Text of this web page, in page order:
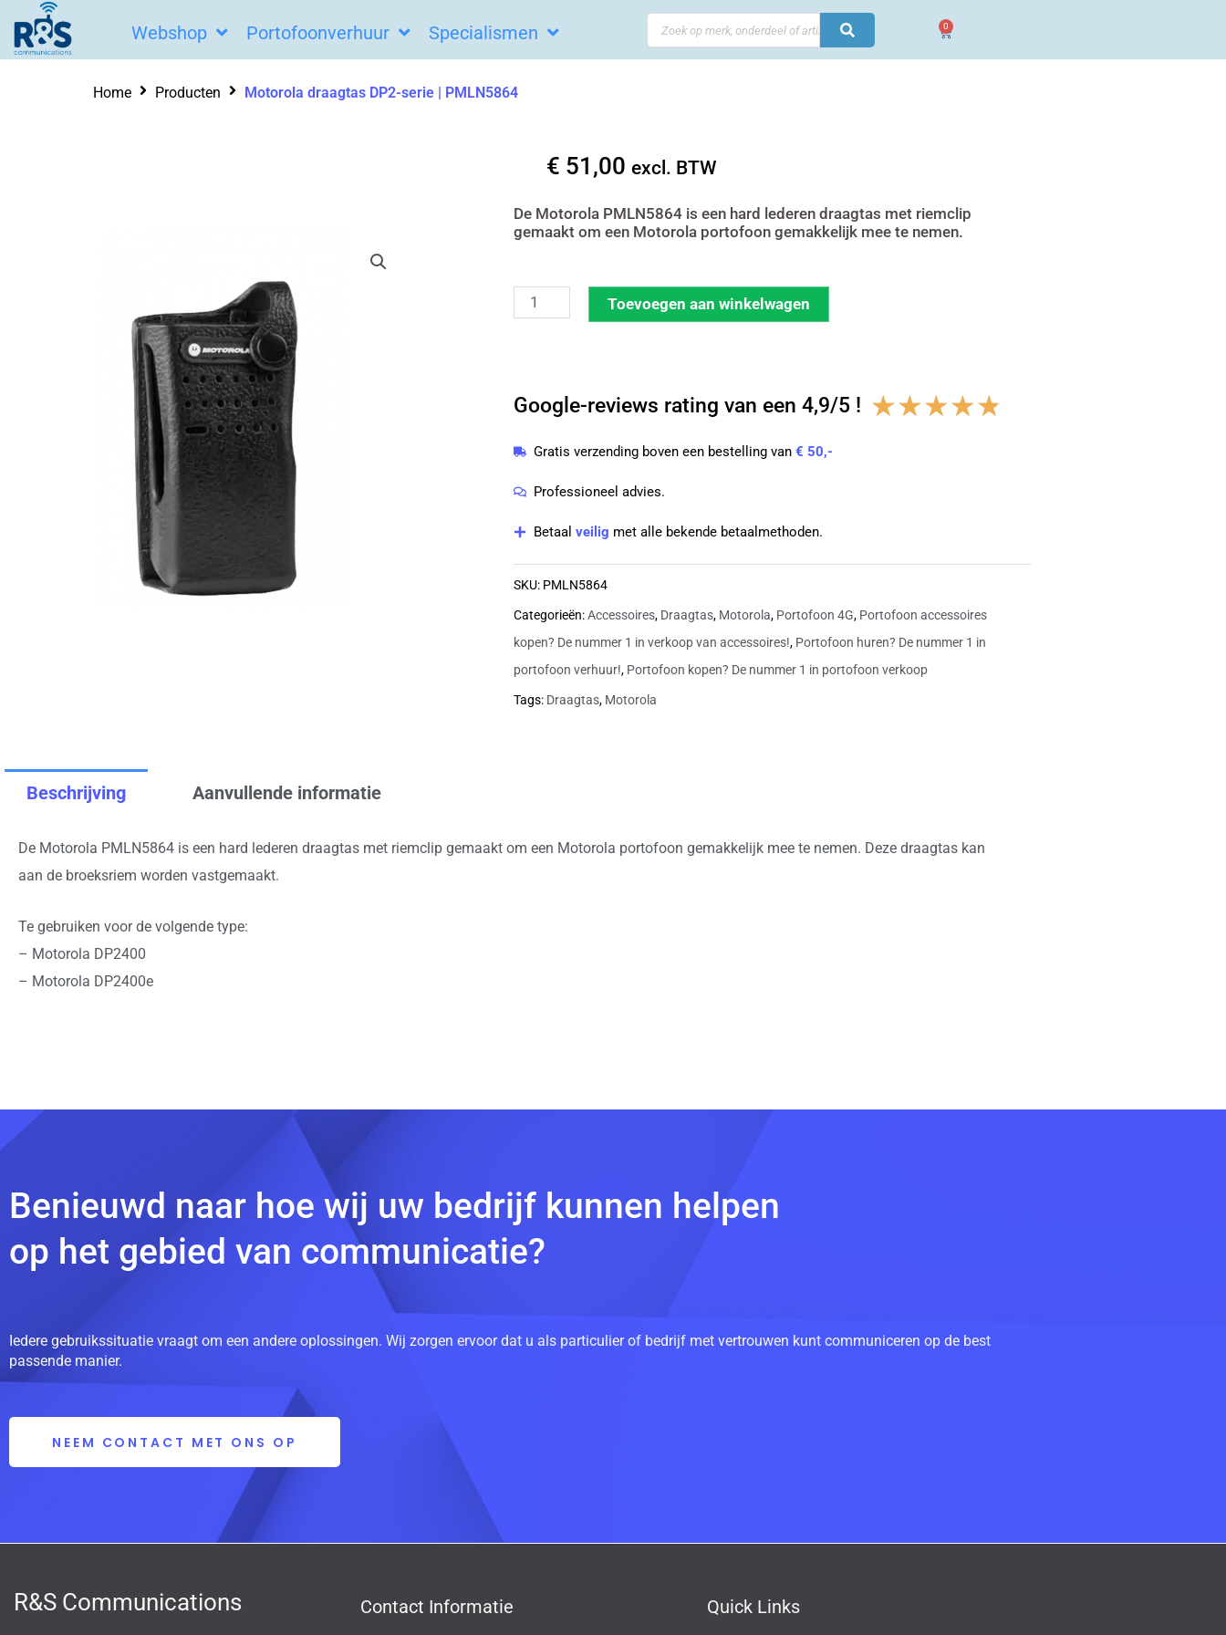
naar
Webshop Portofoonverhuur Specialismen
Search
...
0
Winkelwagen
Home Producten Motorola draagtas DP2-serie | PMLN5864
€ 51,00 excl. BTW
De Motorola PMLN5864 is een hard lederen draagtas met riemclip
gemaakt om een Motorola portofoon gemakkelijk mee te nemen.
Motorola
|
aantal
Toevoegen aan winkelwagen
Google-reviews rating van een 4,9/5 ! ★★★★★
Gratis verzending boven een bestelling van€ 50,-
Professioneel advies.
Betaalveilig met alle bekende betaalmethoden.
SKU: PMLN5864
Categorieën:Accessoires, Draagtas, Motorola, Portofoon 4G, Portofoon accessoires
kopen? De nummer 1 in verkoop van accessoires!, Portofoon huren? De nummer 1 in
portofoon verhuur!, Portofoon kopen? De nummer 1 in portofoon verkoop
Tags: Draagtas, Motorola
Beschrijving Aanvullende informatie
De Motorola PMLN5864 is een hard lederen draagtas met riemclip gemaakt om een Motorola portofoon gemakkelijk mee te nemen. Deze draagtas kan
aan de broeksriem worden vastgemaakt.
Te gebruiken voor de volgende type:
– Motorola DP2400
– Motorola DP2400e
Benieuwd naar hoe wij uw bedrijf kunnen helpen
op het gebied van communicatie?
Iedere gebruikssituatie vraagt om een andere oplossingen. Wij zorgen ervoor dat u als particulier of bedrijf met vertrouwen kunt communiceren op de best
passende manier.
NEEM CONTACT MET ONS OP
R&S Communications Contact Informatie Quick Links